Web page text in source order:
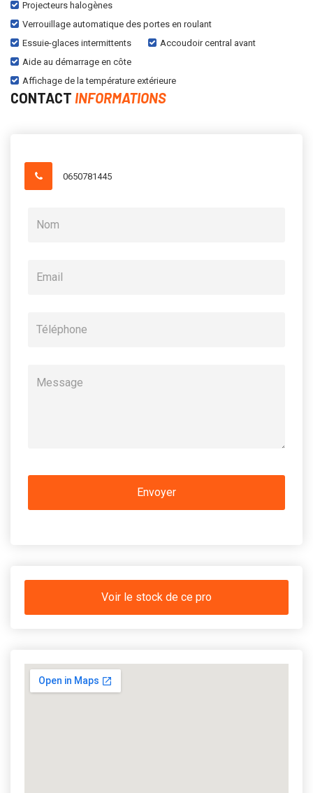
Projecteurs halogènes
Verrouillage automatique des portes en roulant
Essuie-glaces intermittents
Accoudoir central avant
Aide au démarrage en côte
Affichage de la température extérieure
CONTACT INFORMATIONS
0650781445
Voir le stock de ce pro